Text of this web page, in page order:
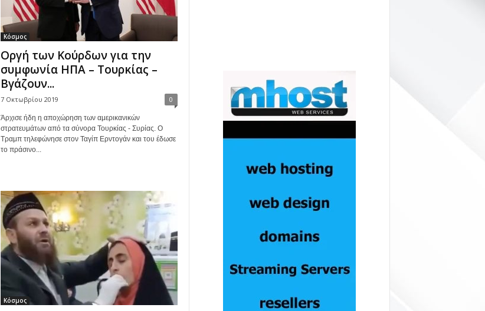
Κόσμος
Οργή των Κούρδων για την
συμφωνία ΗΠΑ – Τουρκίας –
Βγάζουν...
7 Οκτωβρίου 2019 0
Άρχισε ήδη η αποχώρηση των αμερικανικών
στρατευμάτων από τα σύνορα Τουρκίας - Συρίας. Ο
Τραμπ τηλεφώνησε στον Ταγίπ Ερντογάν και του έδωσε
το πράσινο...
Κόσμος